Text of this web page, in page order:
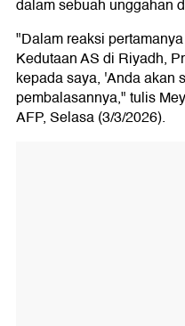
dalam sebuah unggahan
"Dalam reaksi
Kedutaan AS di Riyadh,
kepada saya, 'Anda akan
pembalasannya," tulis
AFP, Selasa (3/3/2026).